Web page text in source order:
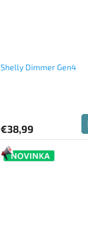
Shelly Dimmer Gen4
€38,99